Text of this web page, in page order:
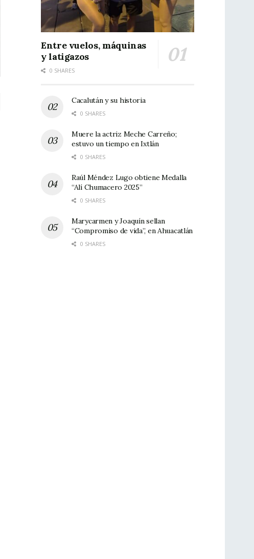
Entre vuelos, máquinas
y latigazos
0 SHARES
Cacalután y su historia
0 SHARES
Muere la actriz Meche Carreño;
estuvo un tiempo en Ixtlán
0 SHARES
Raúl Méndez Lugo obtiene Medalla
“Alí Chumacero 2025”
0 SHARES
Marycarmen y Joaquín sellan
“Compromiso de vida”, en Ahuacatlán
0 SHARES